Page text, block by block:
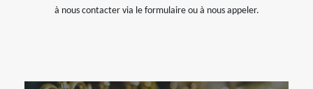
à nous contacter via le formulaire ou à nous appeler.